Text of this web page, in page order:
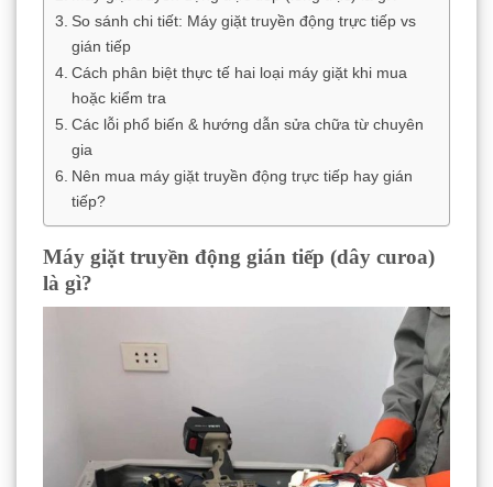
So sánh chi tiết: Máy giặt truyền động trực tiếp vs
gián tiếp
Cách phân biệt thực tế hai loại máy giặt khi mua
hoặc kiểm tra
Các lỗi phổ biến & hướng dẫn sửa chữa từ chuyên
gia
Nên mua máy giặt truyền động trực tiếp hay gián
tiếp?
Máy giặt truyền động gián tiếp (dây curoa)
là gì?